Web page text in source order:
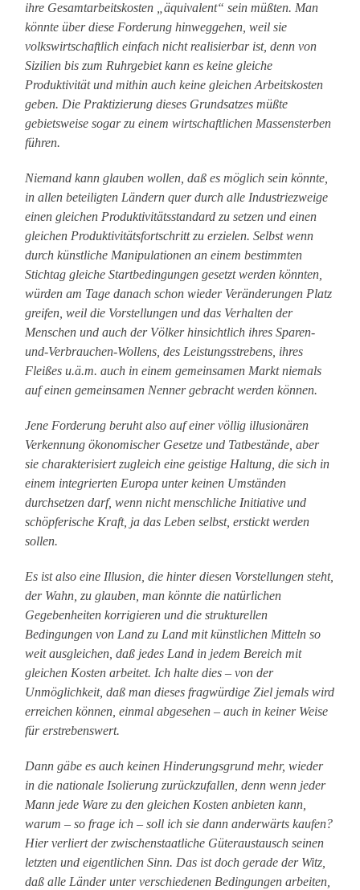
ihre Gesamtarbeitskosten „äquivalent“ sein müßten. Man
könnte über diese Forderung hinweggehen, weil sie
volkswirtschaftlich einfach nicht realisierbar ist, denn von
Sizilien bis zum Ruhrgebiet kann es keine gleiche
Produktivität und mithin auch keine gleichen Arbeitskosten
geben. Die Praktizierung dieses Grundsatzes müßte
gebietsweise sogar zu einem wirtschaftlichen Massensterben
führen.
Niemand kann glauben wollen, daß es möglich sein könnte,
in allen beteiligten Ländern quer durch alle Industriezweige
einen gleichen Produktivitätsstandard zu setzen und einen
gleichen Produktivitätsfortschritt zu erzielen. Selbst wenn
durch künstliche Manipulationen an einem bestimmten
Stichtag gleiche Startbedingungen gesetzt werden könnten,
würden am Tage danach schon wieder Veränderungen Platz
greifen, weil die Vorstellungen und das Verhalten der
Menschen und auch der Völker hinsichtlich ihres Sparen-
und-Verbrauchen-Wollens, des Leistungsstrebens, ihres
Fleißes u.ä.m. auch in einem gemeinsamen Markt niemals
auf einen gemeinsamen Nenner gebracht werden können.
Jene Forderung beruht also auf einer völlig illusionären
Verkennung ökonomischer Gesetze und Tatbestände, aber
sie charakterisiert zugleich eine geistige Haltung, die sich in
einem integrierten Europa unter keinen Umständen
durchsetzen darf, wenn nicht menschliche Initiative und
schöpferische Kraft, ja das Leben selbst, erstickt werden
sollen.
Es ist also eine Illusion, die hinter diesen Vorstellungen steht,
der Wahn, zu glauben, man könnte die natürlichen
Gegebenheiten korrigieren und die strukturellen
Bedingungen von Land zu Land mit künstlichen Mitteln so
weit ausgleichen, daß jedes Land in jedem Bereich mit
gleichen Kosten arbeitet. Ich halte dies – von der
Unmöglichkeit, daß man dieses fragwürdige Ziel jemals wird
erreichen können, einmal abgesehen – auch in keiner Weise
für erstrebenswert.
Dann gäbe es auch keinen Hinderungsgrund mehr, wieder
in die nationale Isolierung zurückzufallen, denn wenn jeder
Mann jede Ware zu den gleichen Kosten anbieten kann,
warum – so frage ich – soll ich sie dann anderwärts kaufen?
Hier verliert der zwischenstaatliche Güteraustausch seinen
letzten und eigentlichen Sinn. Das ist doch gerade der Witz,
daß alle Länder unter verschiedenen Bedingungen arbeiten,